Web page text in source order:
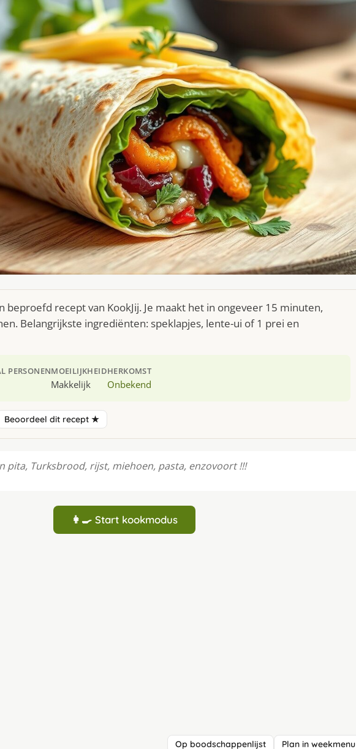
beproefd recept van KookJij. Je maakt het in ongeveer 15 minuten,
Belangrijkste ingrediënten: speklapjes, lente-ui of 1 prei en
PERSONENMOEILIJKHEID
Makkelijk
HERKOMST
Onbekend
Beoordeel dit recept ★
pita, Turksbrood, rijst, miehoen, pasta, enzovoort !!!
👩‍🍳 Start kookmodus
Op boodschappenlijst Plan in weekmenu